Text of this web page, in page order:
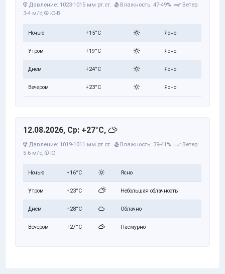
Давление: 1023-1015 мм рт.ст. Влажность: 47-49%
Ветер:
3-4 м/с,
Ю-В
Ночью +15°C Ясно
Утром +19°C Ясно
Днем +24°C Ясно
Вечером +23°C Ясно
12.08.2026, Ср: +27°C,
Давление: 1019-1011 мм рт.ст. Влажность: 39-41%
Ветер:
5-6 м/с, Ю
Ночью +16°C Ясно
Утром +23°C Небольшая облачность
Днем +28°C Облачно
Вечером +27°C Пасмурно